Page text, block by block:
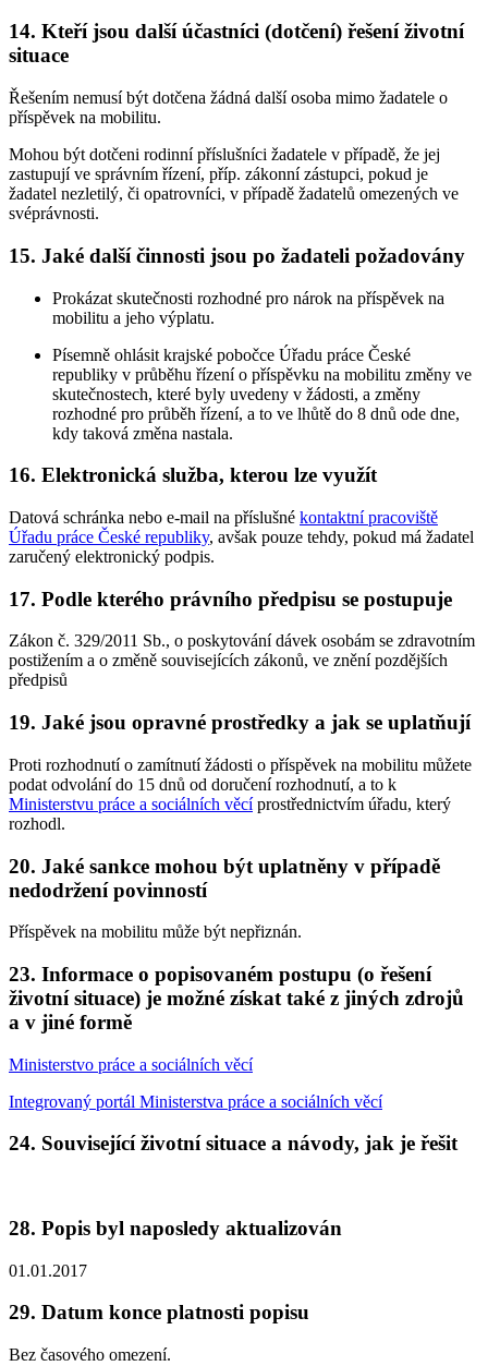
14. Kteří jsou další účastníci (dotčení) řešení životní
situace
Řešením nemusí být dotčena žádná další osoba mimo žadatele o
příspěvek na mobilitu.
Mohou být dotčeni rodinní příslušníci žadatele v případě, že jej
zastupují ve správním řízení, příp. zákonní zástupci, pokud je
žadatel nezletilý, či opatrovníci, v případě žadatelů omezených ve
svéprávnosti.
15. Jaké další činnosti jsou po žadateli požadovány
Prokázat skutečnosti rozhodné pro nárok na příspěvek na
mobilitu a jeho výplatu.
Písemně ohlásit krajské pobočce Úřadu práce České
republiky v průběhu řízení o příspěvku na mobilitu změny ve
skutečnostech, které byly uvedeny v žádosti, a změny
rozhodné pro průběh řízení, a to ve lhůtě do 8 dnů ode dne,
kdy taková změna nastala.
16. Elektronická služba, kterou lze využít
Datová schránka nebo e-mail na příslušné kontaktní pracoviště
Úřadu práce České republiky, avšak pouze tehdy, pokud má žadatel
zaručený elektronický podpis.
17. Podle kterého právního předpisu se postupuje
Zákon č. 329/2011 Sb., o poskytování dávek osobám se zdravotním
postižením a o změně souvisejících zákonů, ve znění pozdějších
předpisů
19. Jaké jsou opravné prostředky a jak se uplatňují
Proti rozhodnutí o zamítnutí žádosti o příspěvek na mobilitu můžete
podat odvolání do 15 dnů od doručení rozhodnutí, a to k
Ministerstvu práce a sociálních věcíprostřednictvím úřadu, který
rozhodl.
20. Jaké sankce mohou být uplatněny v případě
nedodržení povinností
Příspěvek na mobilitu může být nepřiznán.
23. Informace o popisovaném postupu (o řešení
životní situace) je možné získat také z jiných zdrojů
a v jiné formě
Ministerstvo práce a sociálních věcí
Integrovaný portál Ministerstva práce a sociálních věcí
24. Související životní situace a návody, jak je řešit
28. Popis byl naposledy aktualizován
01.01.2017
29. Datum konce platnosti popisu
Bez časového omezení.